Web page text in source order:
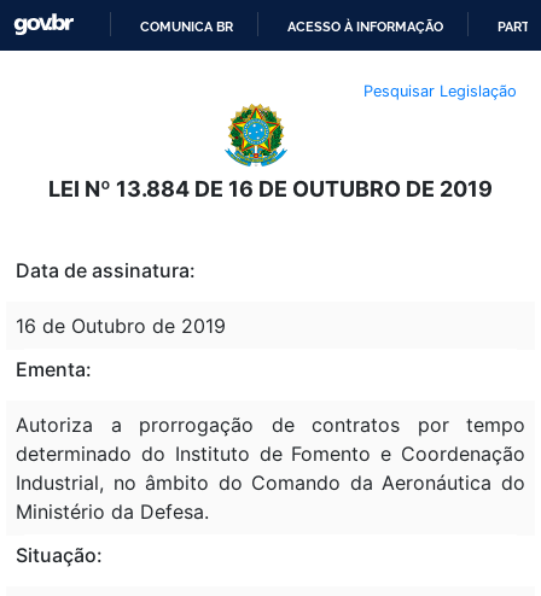
O
CONTEÚDO
COMUNICA BR ACESSO À INFORMAÇÃO
Pesquisar Legislação
LEI Nº 13.884 DE 16 DE OUTUBRO DE 2019
Data de assinatura:
16 de Outubro de 2019
Ementa:
Autoriza a prorrogação de contratos por tempo
determinado do Instituto de Fomento e Coordenação
Industrial, no âmbito do Comando da Aeronáutica do
Ministério da Defesa.
Situação: